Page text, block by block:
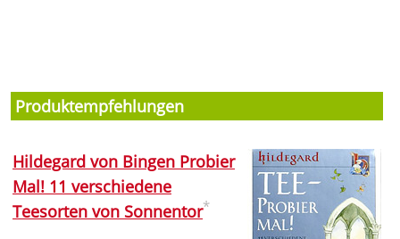
Produktempfehlungen
Hildegard von Bingen Probier
Mal! 11 verschiedene
Teesorten von Sonnentor*